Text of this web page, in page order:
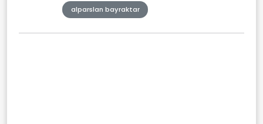
alparslan bayraktar